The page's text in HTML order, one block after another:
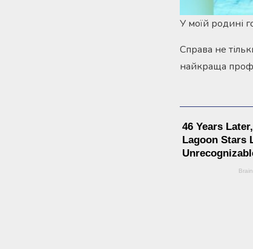
У моїй родині
Справа не
найкраща